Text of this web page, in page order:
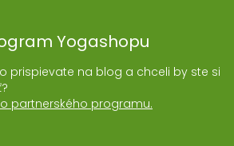
Yogashopu
prispievate na blog a chceli by ste si
partnerského programu.